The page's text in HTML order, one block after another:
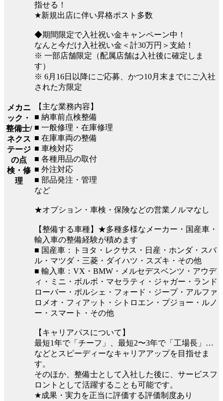
メカニ
ック・
整備士/
ネクス
テージ
の点
検・修
理
指せる！
★新規出店に伴い昇格ポスト多数
◆期間限定で入社祝い金キャンペーン中！
なんと今だけ入社祝い金＜計30万円＞支給！
※ 一部店舗限定（配属店舗は入社後に確定しま
す）
※ 6月16日以降にご応募、かつ10月末までにご入社
された方限定
【主な業務内容】
■ 納車前点検整備
■ 一般修理・在庫修理
■ 在庫車両の整備
■ 車検対応
■ 各種用品の取付
■ 外注対応
■ 部品発注・管理
など
★オプション・車検・保険などの営業ノルマなし
【整備する車種】★多種多様なメーカー・国産車・
輸入車の整備経験が積めます
■ 国産車：トヨタ・レクサス・日産・ホンダ・スバ
ル・マツダ・三菱・ダイハツ・スズキ・その他
■ 輸入車：VX・BMW・メルセデスベンツ・アウデ
ィ・ミニ・ボルボ・マセラティ・ジャガー・ランド
ローバー・ポルシェ・フォード・ジープ・アルファ
ロメオ・フィアット・シトロエン・プジョー・ルノ
ー・スマート・その他
【キャリアパスについて】
最短1年で「チーフ」、最短2〜3年で「工場長」…
などとスピーディーなキャリアアップを目指せま
す。
そのほか、整備士として入社した後に、サービスフ
ロントとして活躍することも可能です。
★成果・実力を正当に評価する評価制度あり